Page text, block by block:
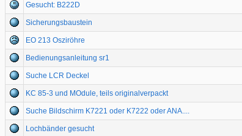
Gesucht: B222D
Sicherungsbaustein
EO 213 Osziröhre
Bedienungsanleitung sr1
Suche LCR Deckel
KC 85-3 und MOdule, teils originalverpackt
Suche Bildschirm K7221 oder K7222 oder ANA....
Lochbänder gesucht